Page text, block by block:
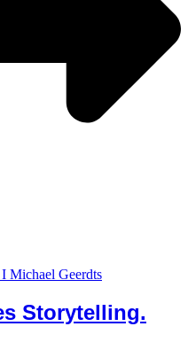
Storytelling.